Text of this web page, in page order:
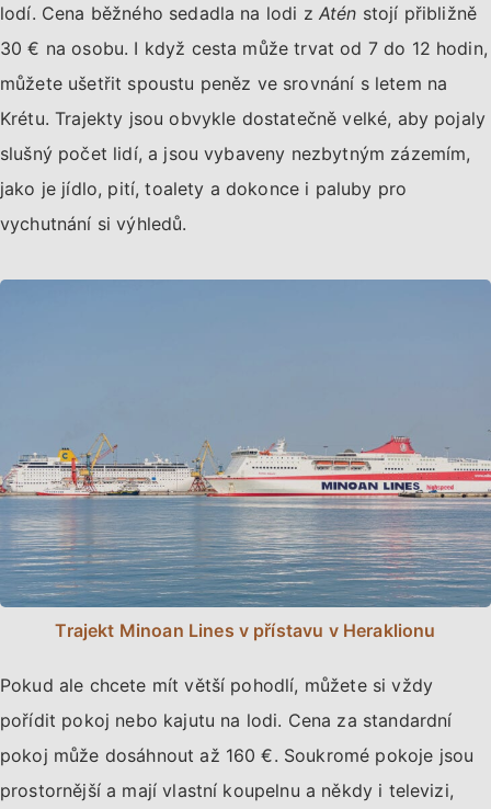
lodí. Cena běžného sedadla na lodi z Atén stojí přibližně
30 € na osobu. I když cesta může trvat od 7 do 12 hodin,
můžete ušetřit spoustu peněz ve srovnání s letem na
Krétu. Trajekty jsou obvykle dostatečně velké, aby pojaly
slušný počet lidí, a jsou vybaveny nezbytným zázemím,
jako je jídlo, pití, toalety a dokonce i paluby pro
vychutnání si výhledů.
Trajekt Minoan Lines v přístavu v Heraklionu
Pokud ale chcete mít větší pohodlí, můžete si vždy
pořídit pokoj nebo kajutu na lodi. Cena za standardní
pokoj může dosáhnout až 160 €. Soukromé pokoje jsou
prostornější a mají vlastní koupelnu a někdy i televizi,